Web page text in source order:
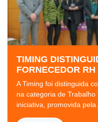
TIMING
FORNECEDOR RH
A Timing foi distinguida
na categoria de Trabalho
iniciativa, promovida pela